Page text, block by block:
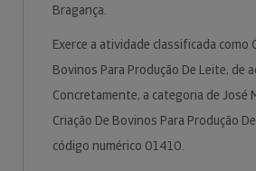
Bragança.
Exerce a atividade classificada como
Bovinos Para Produção De Leite, de
Concretamente, a categoria de José
Criação De Bovinos Para Produção
código numérico 01410.